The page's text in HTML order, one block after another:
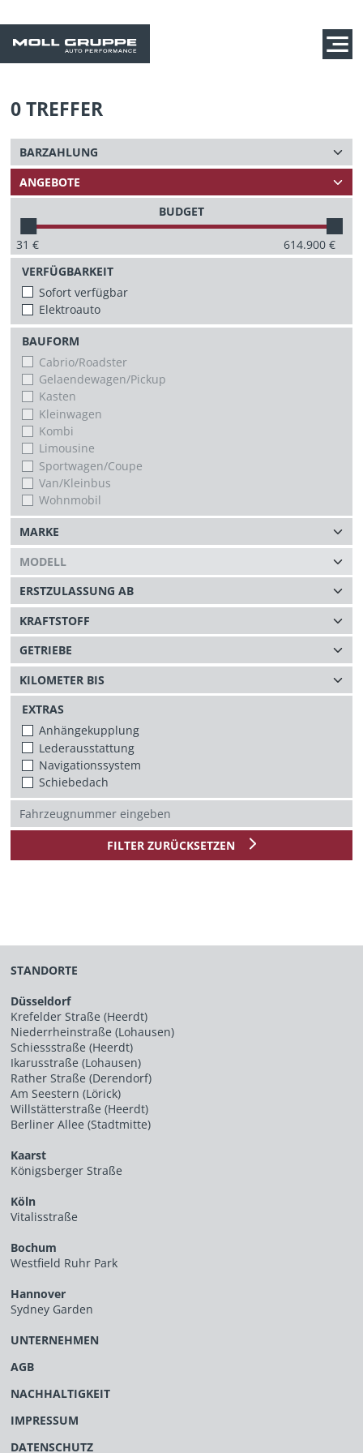
0TREFFER
BUDGET
31 € 614.900€
VERFÜGBARKEIT
Sofort verfügbar
Elektroauto
BAUFORM
Cabrio/Roadster
Gelaendewagen/Pickup
Kasten
Kleinwagen
Kombi
Limousine
Sportwagen/Coupe
Van/Kleinbus
Wohnmobil
EXTRAS
Anhängekupplung
Lederausstattung
Navigationssystem
Schiebedach
FILTER ZURÜCKSETZEN
STANDORTE
Düsseldorf
Krefelder Straße (Heerdt)
Niederrheinstraße (Lohausen)
Schiessstraße (Heerdt)
Ikarusstraße (Lohausen)
Rather Straße (Derendorf)
Am Seestern (Lörick)
Willstätterstraße (Heerdt)
Berliner Allee (Stadtmitte)
Kaarst
Königsberger Straße
Köln
Vitalisstraße
Bochum
Westfield Ruhr Park
Hannover
Sydney Garden
UNTERNEHMEN
AGB
NACHHALTIGKEIT
IMPRESSUM
DATENSCHUTZ